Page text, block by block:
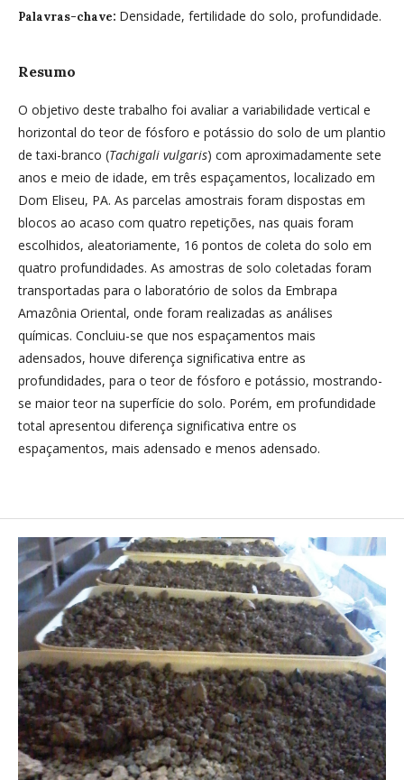
Palavras-chave: Densidade, fertilidade do solo, profundidade.
Resumo
O objetivo deste trabalho foi avaliar a variabilidade vertical e
horizontal do teor de fósforo e potássio do solo de um plantio
de taxi-branco (Tachigali vulgaris) com aproximadamente sete
anos e meio de idade, em três espaçamentos, localizado em
Dom Eliseu, PA. As parcelas amostrais foram dispostas em
blocos ao acaso com quatro repetições, nas quais foram
escolhidos, aleatoriamente, 16 pontos de coleta do solo em
quatro profundidades. As amostras de solo coletadas foram
transportadas para o laboratório de solos da Embrapa
Amazônia Oriental, onde foram realizadas as análises
químicas. Concluiu-se que nos espaçamentos mais
adensados, houve diferença significativa entre as
profundidades, para o teor de fósforo e potássio, mostrando-
se maior teor na superfície do solo. Porém, em profundidade
total apresentou diferença significativa entre os
espaçamentos, mais adensado e menos adensado.